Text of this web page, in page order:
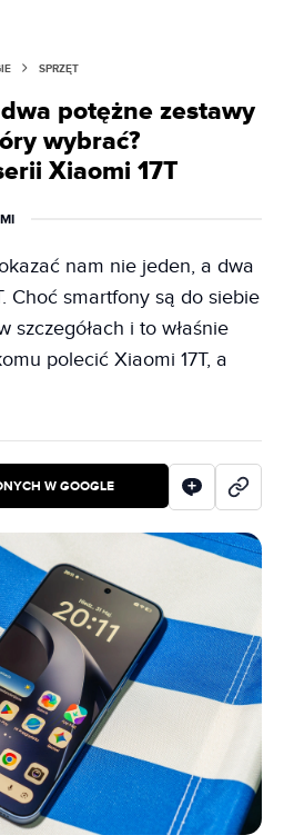
SPRZĘT
potężne zestawy
wybrać?
Xiaomi 17T
nam nie jeden, a dwa
Choć smartfony są do siebie
szczegółach i to właśnie
polecić Xiaomi 17T, a
W GOOGLE